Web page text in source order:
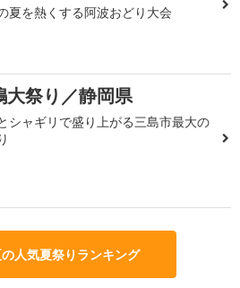
夏を熱くする阿波おどり大会
大祭り／静岡県
シャギリで盛り上がる三島市最大の
人気夏祭りランキング